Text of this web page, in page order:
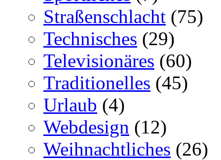
Straßenschlacht (75)
Technisches (29)
Televisionäres (60)
Traditionelles (45)
Urlaub (4)
Webdesign (12)
Weihnachtliches (26)